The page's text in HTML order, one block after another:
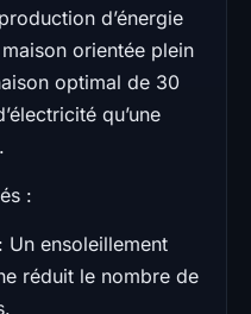
d’énergie
orientée plein
optimal de 30
qu’une
:
: Un ensoleillement
réduit le nombre de